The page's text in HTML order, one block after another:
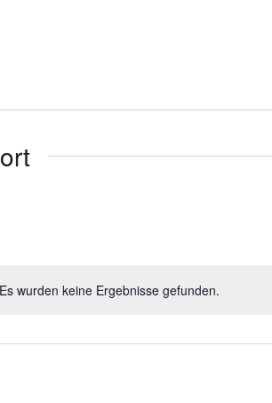
Es wurden keine Ergebnisse gefunden.